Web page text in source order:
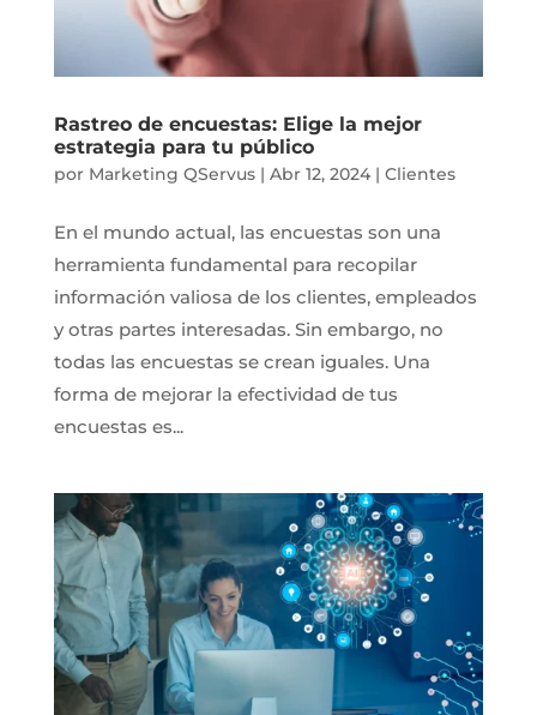
Rastreo de encuestas: Elige la mejor
estrategia para tu público
por Marketing QServus| Abr 12, 2024| Clientes
En el mundo actual, las encuestas son una
herramienta fundamental para recopilar
información valiosa de los clientes, empleados
y otras partes interesadas. Sin embargo, no
todas las encuestas se crean iguales. Una
forma de mejorar la efectividad de tus
encuestas es...